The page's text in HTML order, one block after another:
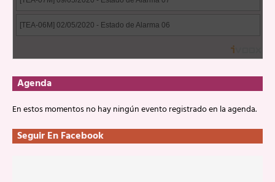
Agenda
En estos momentos no hay ningún evento registrado en la agenda.
Seguir En Facebook